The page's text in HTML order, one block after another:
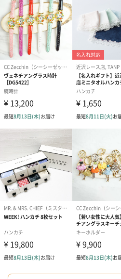
ワイン
ブルー
ネイビー
ブラック
キャメル
レッド
ピンクベージュ
グレージュ